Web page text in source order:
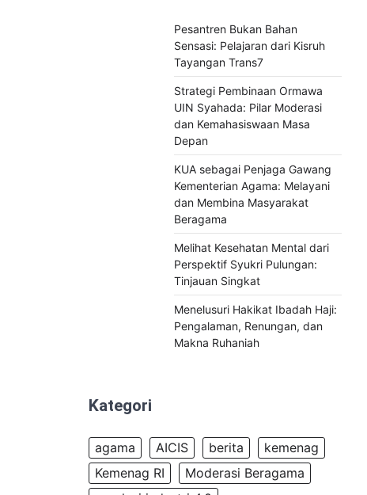
Pesantren Bukan Bahan
Sensasi: Pelajaran dari Kisruh
Tayangan Trans7
Strategi Pembinaan Ormawa
UIN Syahada: Pilar Moderasi
dan Kemahasiswaan Masa
Depan
KUA sebagai Penjaga Gawang
Kementerian Agama: Melayani
dan Membina Masyarakat
Beragama
Melihat Kesehatan Mental dari
Perspektif Syukri Pulungan:
Tinjauan Singkat
Menelusuri Hakikat Ibadah Haji:
Pengalaman, Renungan, dan
Makna Ruhaniah
Kategori
agama AICIS berita
kemenag
Kemenag RI
Moderasi Beragama